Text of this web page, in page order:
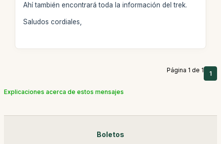
Ahí también encontrará toda la información del trek.
Saludos cordiales,
Página 1 de 1 1
Explicaciones acerca de estos mensajes
Boletos